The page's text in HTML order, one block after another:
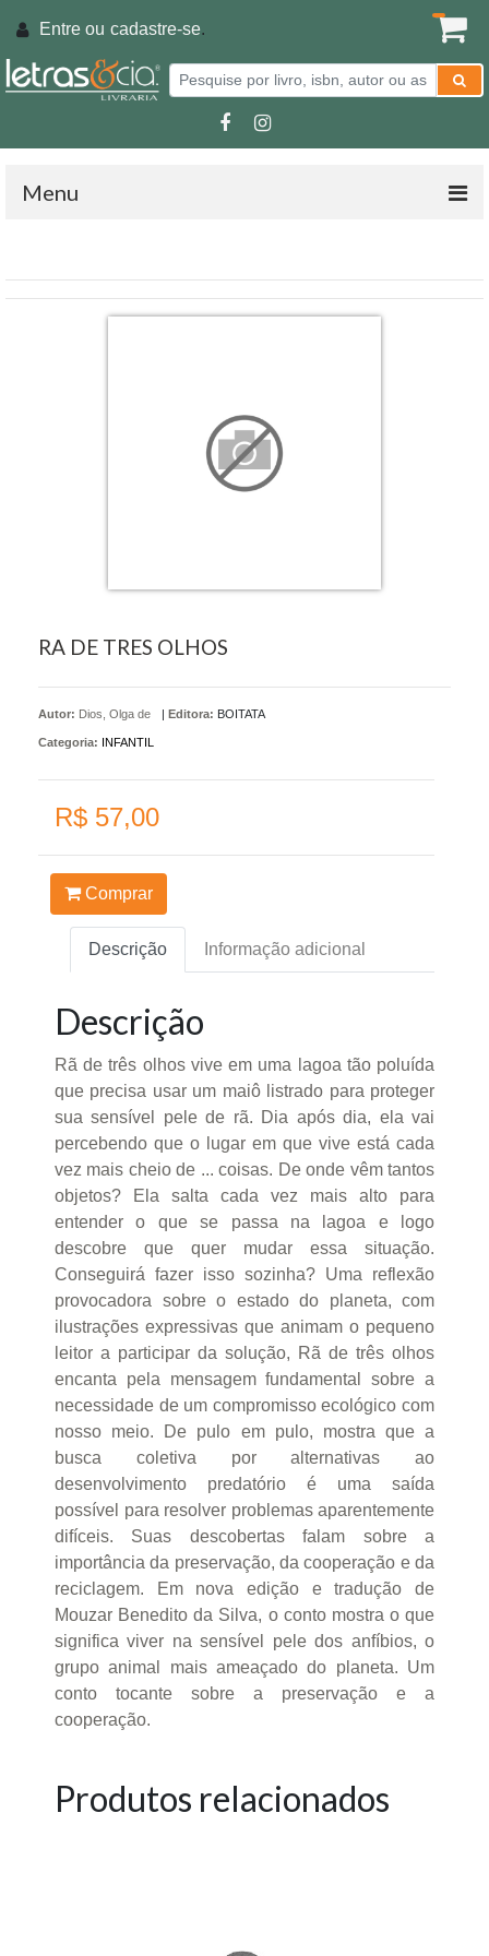
Entre ou cadastre-se.
Menu
RA DE TRES OLHOS
Autor: Dios, Olga de | Editora: BOITATA
Categoria: INFANTIL
R$ 57,00
Comprar
Descrição Informação adicional
Descrição
Rã de três olhos vive em uma lagoa tão poluída
que precisa usar um maiô listrado para proteger
sua sensível pele de rã. Dia após dia, ela vai
percebendo que o lugar em que vive está cada
vez mais cheio de ... coisas. De onde vêm tantos
objetos? Ela salta cada vez mais alto para
entender o que se passa na lagoa e logo
descobre que quer mudar essa situação.
Conseguirá fazer isso sozinha? Uma reflexão
provocadora sobre o estado do planeta, com
ilustrações expressivas que animam o pequeno
leitor a participar da solução, Rã de três olhos
encanta pela mensagem fundamental sobre a
necessidade de um compromisso ecológico com
nosso meio. De pulo em pulo, mostra que a
busca coletiva por alternativas ao
desenvolvimento predatório é uma saída
possível para resolver problemas aparentemente
difíceis. Suas descobertas falam sobre a
importância da preservação, da cooperação e da
reciclagem. Em nova edição e tradução de
Mouzar Benedito da Silva, o conto mostra o que
significa viver na sensível pele dos anfíbios, o
grupo animal mais ameaçado do planeta. Um
conto tocante sobre a preservação e a
cooperação.
Produtos relacionados